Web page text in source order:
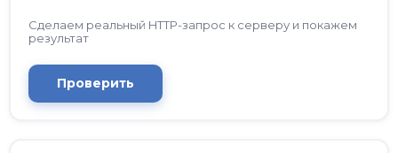
Сделаем реальный HTTP-запрос к серверу и покажем
результат
Проверить